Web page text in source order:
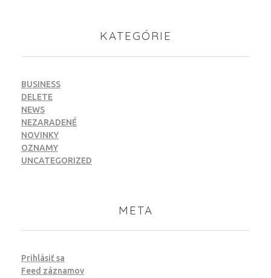
KATEGÓRIE
BUSINESS
DELETE
NEWS
NEZARADENÉ
NOVINKY
OZNAMY
UNCATEGORIZED
META
Prihlásiť sa
Feed záznamov